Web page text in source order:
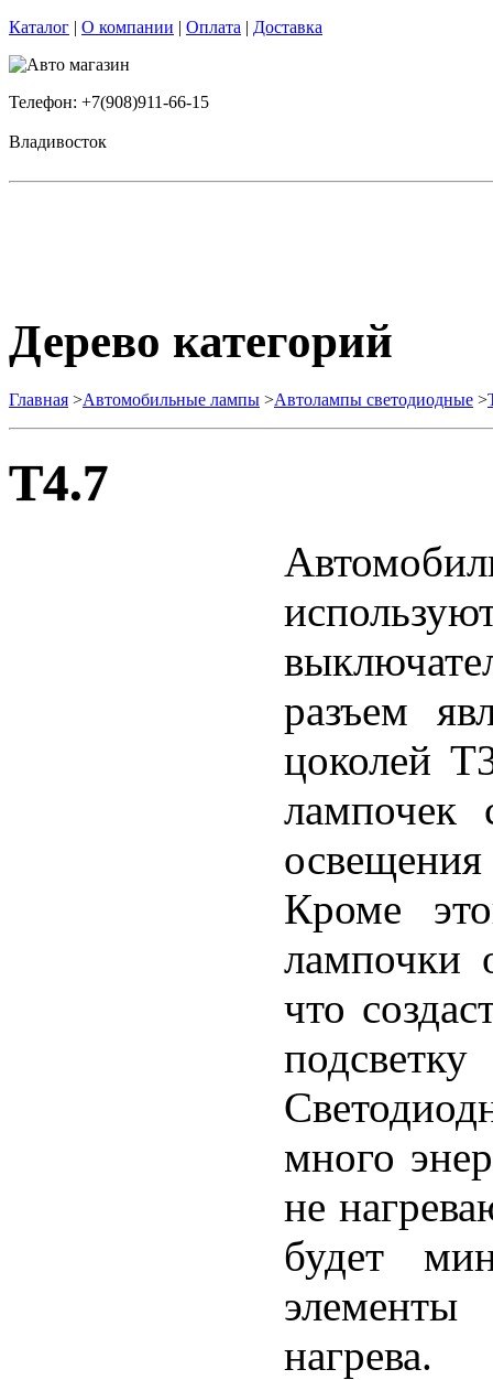
Каталог | О компании | Оплата | Доставка
Телефон: +7(908)911-66-15
Владивосток
Дерево категорий
Главная >Автомобильные лампы >Автолампы светодиодные >
T4.7
разъем
цоколей
лампочек
Кроме
лампочки
что
много
не
будет
нагрева.